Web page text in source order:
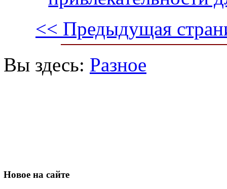
<< Предыдущая
Вы здесь: Разное
Новое на сайте